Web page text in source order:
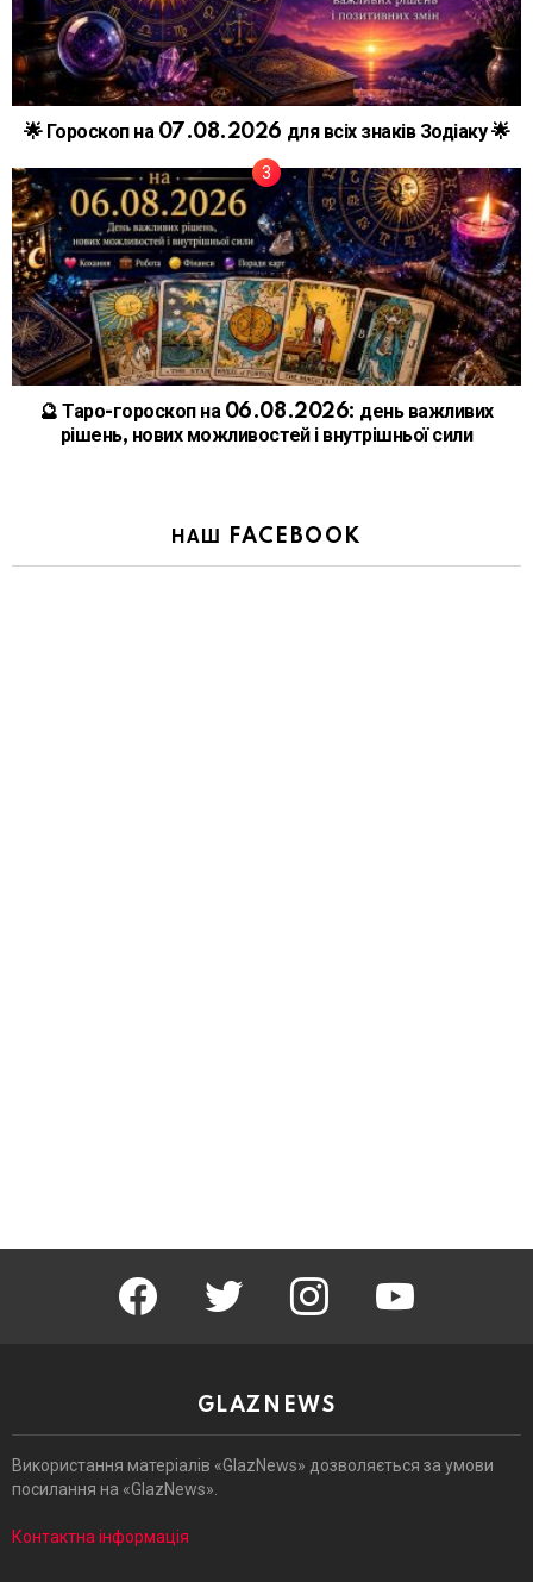
🌟 Гороскоп на 07.08.2026 для всіх знаків Зодіаку 🌟
🔮 Таро-гороскоп на 06.08.2026: день важливих
рішень, нових можливостей і внутрішньої сили
НАШ FACEBOOK
facebook twitter instagram youtube
GLAZNEWS
Використання матеріалів «GlazNews» дозволяється за умови
посилання на «GlazNews».
Контактна інформація